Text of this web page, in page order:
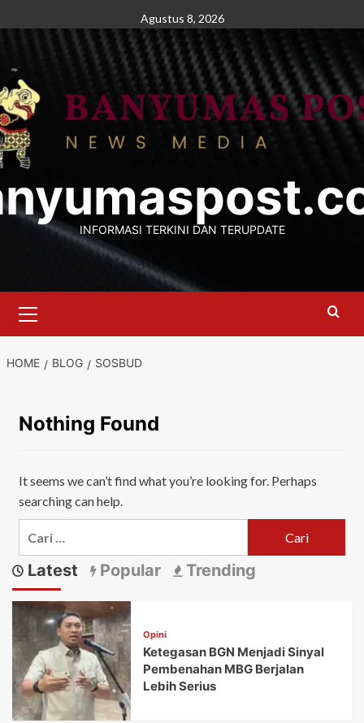
to
Agustus 8, 2026
INFORMASI TERKINI DAN TERUPDATE
Menu
HOME BLOG SOSBUD
Nothing Found
It seems we can’t find what you’re looking for. Perhaps
searching can help.
Latest Popular Trending
Opini
Ketegasan BGN Menjadi Sinyal
Pembenahan MBG Berjalan
Lebih Serius